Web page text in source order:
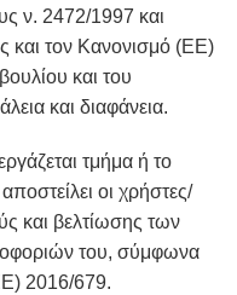
ν. 2472/1997 και
τον Κανονισμό (ΕΕ)
και του
και διαφάνεια.
τμήμα ή το
οι χρήστες/
και βελτίωσης των
του, σύμφωνα
2016/679.